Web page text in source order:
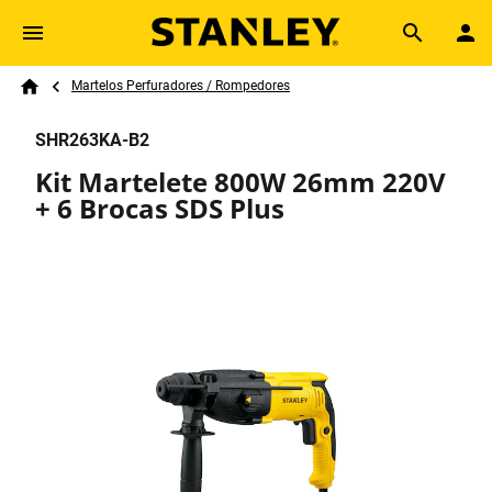
Skip to main content
Search
Breadcrumb
Martelos Perfuradores / Rompedores
SHR263KA-B2
Kit Martelete 800W 26mm 220V
+ 6 Brocas SDS Plus